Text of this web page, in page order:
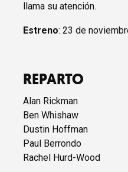
llama su atención.
Estreno: 23 de
REPARTO
Alan Rickman
Ben Whishaw
Dustin Hoffman
Paul Berrondo
Rachel Hurd-Wood